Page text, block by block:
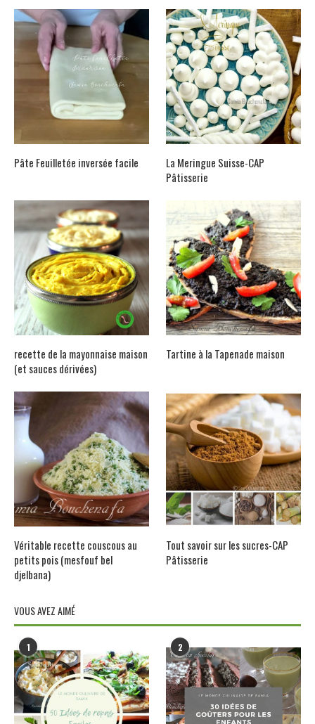
Pâte Feuilletée inversée facile
La Meringue Suisse-CAP
Pâtisserie
recette de la mayonnaise maison
(et sauces dérivées)
Tartine à la Tapenade maison
Véritable recette couscous au
petits pois (mesfouf bel
djelbana)
Tout savoir sur les sucres-CAP
Pâtisserie
VOUS AVEZ AIMÉ
1 2